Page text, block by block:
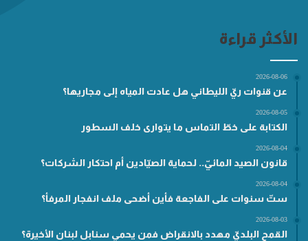
الأكثر قراءة
2026-08-06
عن قنوات ريّ الليطاني هل عادت المياه إلى مجاريها؟
2026-08-05
الكتابة على خطّ التماس ما يتوارى خلف السطور
2026-08-04
قانون الصيد المائيّ.. لحماية الصيّادين أم احتكار الشركات؟
2026-08-04
ستّ سنوات على الفاجعة فأين أضحى ملف انفجار المرفأ؟
2026-08-03
القمح البلديّ مهدد بالانقراض فمن يحمي سنابل لبنان الأخيرة؟